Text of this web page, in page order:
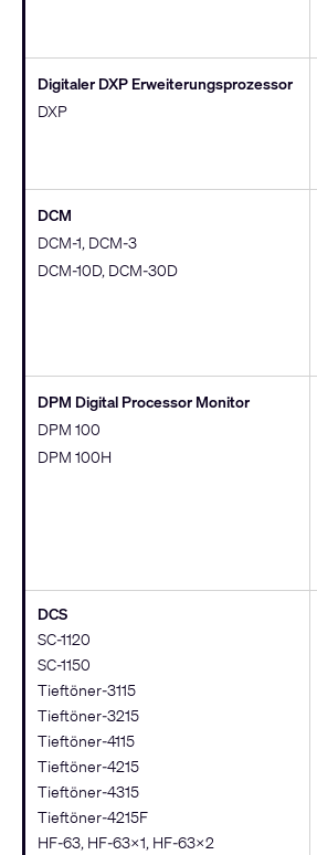
Digitaler DXP Erweiterungsprozessor
DXP
DCM
DCM-1, DCM-3
DCM-10D, DCM-30D
DPM Digital Processor Monitor
DPM 100
DPM 100H
DCS
SC-1120
SC-1150
Tieftöner-3115
Tieftöner-3215
Tieftöner-4115
Tieftöner-4215
Tieftöner-4315
Tieftöner-4215F
HF-63, HF-63X1, HF-63X2